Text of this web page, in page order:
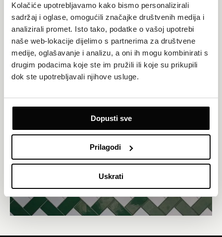
Kolačiće upotrebljavamo kako bismo personalizirali
sadržaj i oglase, omogućili značajke društvenih medija i
analizirali promet. Isto tako, podatke o vašoj upotrebi
naše web-lokacije dijelimo s partnerima za društvene
medije, oglašavanje i analizu, a oni ih mogu kombinirati s
drugim podacima koje ste im pružili ili koje su prikupili
dok ste upotrebljavali njihove usluge.
Dopusti sve
Prilagodi
Uskrati